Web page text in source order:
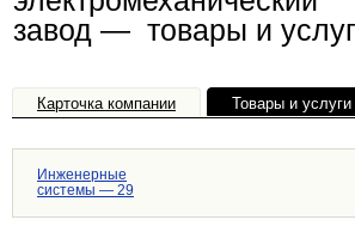
завод — товары и
Карточка компании
Товары и
Инженерные
системы — 29